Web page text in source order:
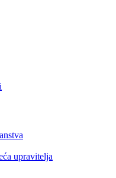
upravitelja